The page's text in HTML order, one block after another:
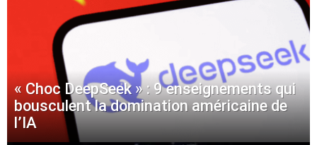
« Choc DeepSeek » : 9 enseignements qui
bousculent la domination américaine de
l’IA